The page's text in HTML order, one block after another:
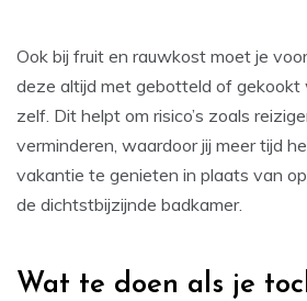
Ook bij fruit en rauwkost moet je
deze altijd met gebotteld of
zelf. Dit helpt om risico’s zoals
verminderen, waardoor jij meer tijd
vakantie te genieten in plaats van
de dichtstbijzijnde badkamer.
Wat te doen als je